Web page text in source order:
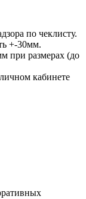
по чеклисту.
+-30мм.
при размерах (до
кабинете